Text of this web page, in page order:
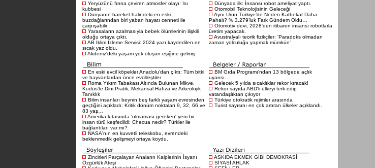
Yeryüzünü fırına çeviren atmosfer olayı: Isı
kubbesi
Dünyanın hareket halindeki en eski
buzdağlarından biri yaban hayatı cenneti ile
çarpışabilir
Yarasaların azalmasıyla bebek ölümlerinin ilişkili
olduğu ortaya çıktı.
AB İklim İzleme Servisi: 2024 yazı kaydedilen en
sıcak yaz oldu.
Akdeniz'deki yaşam yok oluşun eşiğine gelmiş.
Dünyada ilk: İnsansı robot ameliyat yaptı.
Otomobil Teknolojisinin Geleceği
Aynı Ürün Türkiye’de Neden Katbekat Daha
Pahalı? % 3,279’luk Fark Gündem Oldu…
Otomotiv devi, 2028'den itibaren insansı robotlarla
üretim yapacak.
Avustralyalı teorik fizikçiler: 'Paradoks olmadan
zaman yolculuğu yapmak mümkün'
En eski evcil köpekler Anadolu'dan çıktı: Tüm bitki
ve hayvanlardan önce evcilleştiler
Roma Yıkım Tabakası Altında Bulunan Mikve,
Kudüs’te Dini Pratik, Mekansal Hafıza ve Arkeolojik
Tanıklık
Bilim insanları beynin beş farklı yaşam evresinden
geçtiğini açıkladı: Kritik dönüm noktaları 9, 32, 66 ve
83 yaş…
Amerika kıtasında 'olmaması gereken' yeni bir
insan türü keşfedildi: Checua nedir? Türkler ile
bağlantıları var mı?
NASA'nın en kuvvetli teleskobu, evrendeki
beklenmedik gelişmeyi ortaya koydu.
BM Gıda Programı'ndan 13 bölgede açlık
uyarısı…
Gelecek 5 yılda sıcaklıklar rekor kıracak!
Rekor sayıda ABD'li ülkeyi terk edip
vatandaşlıktan çıkıyor
Türkiye otokratik rejimler arasında
Turist sayısını en çok artıran ülkeler açıklandı.
Zincirleri Parçalayan Anaların Kalplerinin İsyanı
Özgürlük Ateşi
ASKIDA EKMEK GİBİ DEMOKRASİ
SİYASİ AHLAK